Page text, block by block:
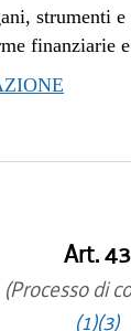
strumenti
finanziarie
Art. 43
(Processo di
(1)(3)